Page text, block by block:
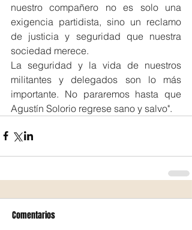
nuestro compañero no es solo una
exigencia partidista, sino un reclamo
de justicia y seguridad que nuestra
sociedad merece.
La seguridad y la vida de nuestros
militantes y delegados son lo más
importante. No pararemos hasta que
Agustín Solorio regrese sano y salvo".
Comentarios